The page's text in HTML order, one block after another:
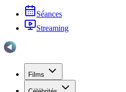
Séances
Streaming
Films